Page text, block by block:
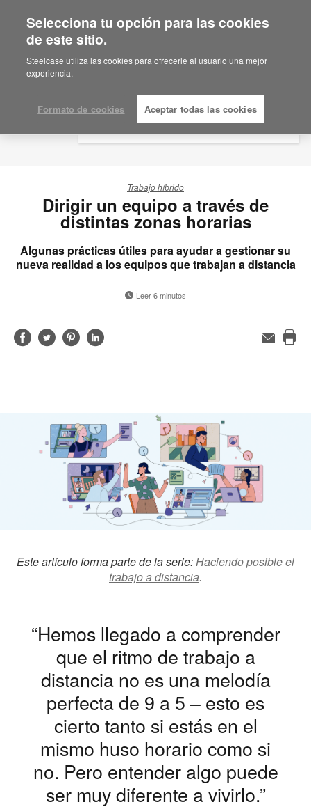
Are you in United States?
Would you like to see Products we sell in
your region?
English
Español
Trabajo híbrido
Dirigir un equipo a través de
distintas zonas horarias
Algunas prácticas útiles para ayudar a gestionar su
nueva realidad a los equipos que trabajan a distancia
Leer 6 minutos
Compartir
Compartir
Compartir
Compartir
Correo
Este artículo forma parte de la serie:Haciendo posible el
trabajo a distancia.
“Hemos llegado a comprender
que el ritmo de trabajo a
distancia no es una melodía
perfecta de 9 a 5 – esto es
cierto tanto si estás en el
mismo huso horario como si
no. Pero entender algo puede
ser muy diferente a vivirlo.”
Selecciona tu opción para las cookies
de este sitio.
Steelcase utiliza las cookies para ofrecerle al usuario una mejor
experiencia.
Formato de cookies Aceptar todas las cookies